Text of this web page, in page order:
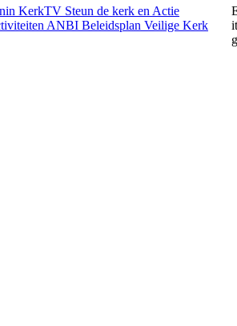
KerkTV Steun de kerk en Actie
ANBI Beleidsplan Veilige Kerk